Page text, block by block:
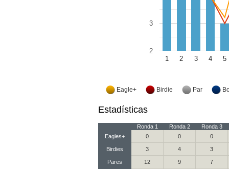
1 2 3 4 5
2
3
Eagle+ Birdie Par
Estadísticas
Ronda 1 Ronda 2
Ronda 3
Eagles+
0 0 0
Birdies 3 4 3
Pares 12 9 7